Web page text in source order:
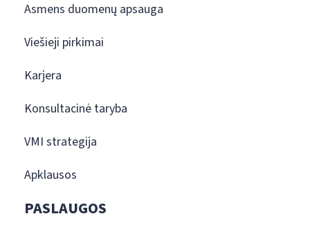
Asmens duomenų apsauga
Viešieji pirkimai
Karjera
Konsultacinė taryba
VMI strategija
Apklausos
PASLAUGOS